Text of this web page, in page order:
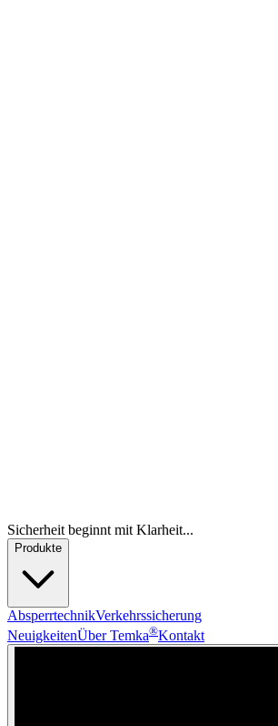
Sicherheit beginnt mit Klarheit...
Produkte
AbsperrtechnikVerkehrssicherung
NeuigkeitenÜber Temka®Kontakt